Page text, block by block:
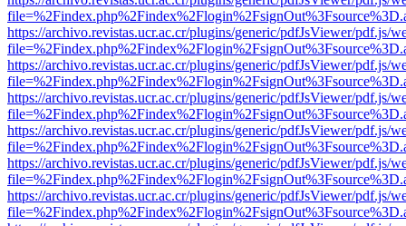
https://archivo.revistas.ucr.ac.cr/plugins/generic/pdfJsViewer/pdf.js/
https://archivo.revistas.ucr.ac.cr/plugins/generic/pdfJsViewer/pdf.js/
https://archivo.revistas.ucr.ac.cr/plugins/generic/pdfJsViewer/pdf.js/
https://archivo.revistas.ucr.ac.cr/plugins/generic/pdfJsViewer/pdf.js/
https://archivo.revistas.ucr.ac.cr/plugins/generic/pdfJsViewer/pdf.js/
https://archivo.revistas.ucr.ac.cr/plugins/generic/pdfJsViewer/pdf.js/